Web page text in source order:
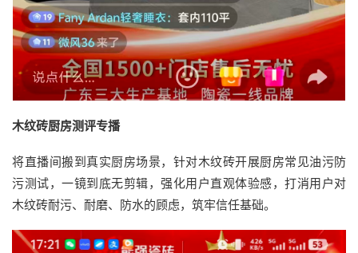
木纹砖厨房测评专播
将直播间搬到真实厨房场景，针对木纹砖开展厨房常见油污防
污测试，一镜到底无剪辑，强化用户直观体验感，打消用户对
木纹砖耐污、耐磨、防水的顾虑，筑牢信任基础。